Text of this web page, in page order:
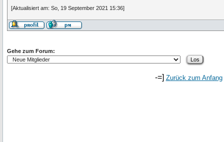
[Aktualisiert am: So, 19 September 2021 15:36]
Gehe zum Forum:
-=] Zurück zum Anfang